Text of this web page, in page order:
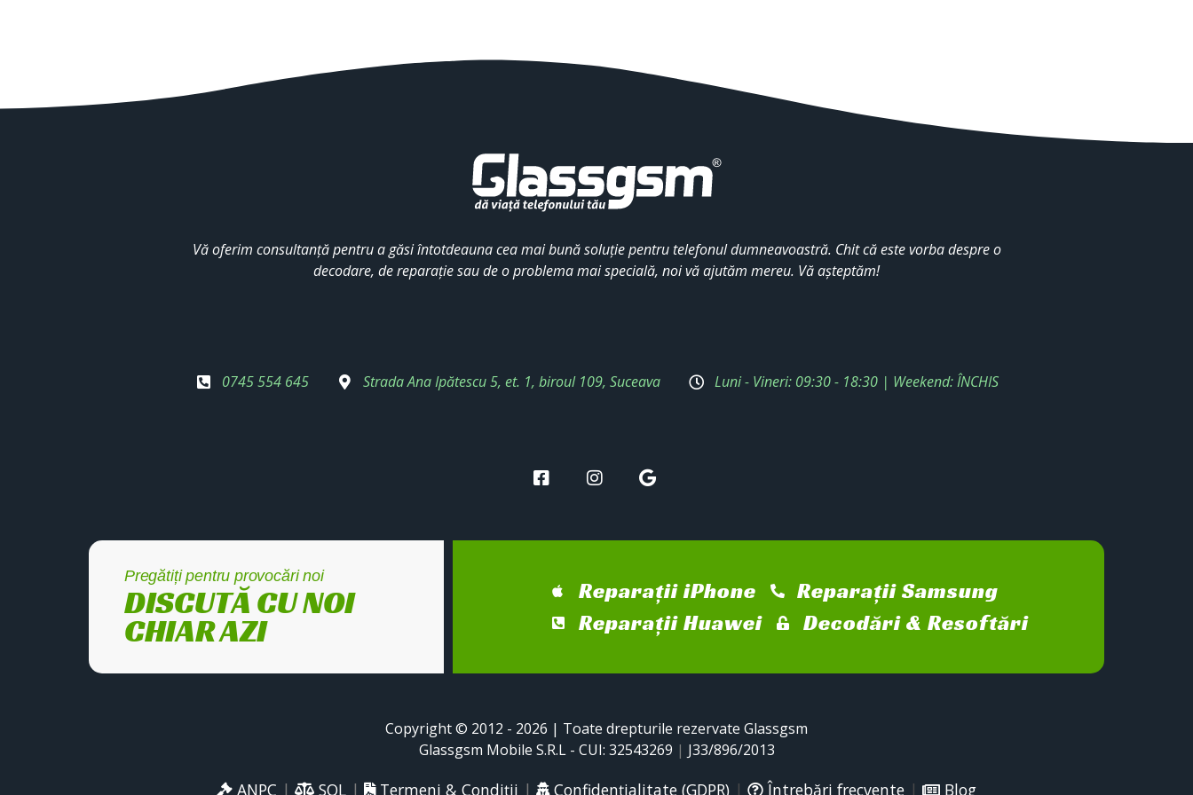
Vă oferim consultanță pentru a găsi întotdeauna cea mai bună soluție pentru telefonul dumneavoastră. Chit că este vorba despre o
decodare, de reparație sau de o problema mai specială, noi vă ajutăm mereu. Vă așteptăm!
0745 554 645 Strada Ana Ipătescu 5, et. 1, biroul 109, Suceava Luni - Vineri: 09:30 - 18:30 | Weekend: ÎNCHIS
Pregătiți pentru provocări noi
DISCUTĂ CU NOI
CHIAR AZI
Reparații iPhone
Reparații Samsung
Reparații Huawei
Decodări & Resoftări
Copyright © 2012 - 2026 | Toate drepturile rezervate Glassgsm
Glassgsm Mobile S.R.L - CUI: 32543269 | J33/896/2013
ANPC | SOL | Termeni & Condiții | Confidențialitate (GDPR) | Întrebări frecvente | Blog